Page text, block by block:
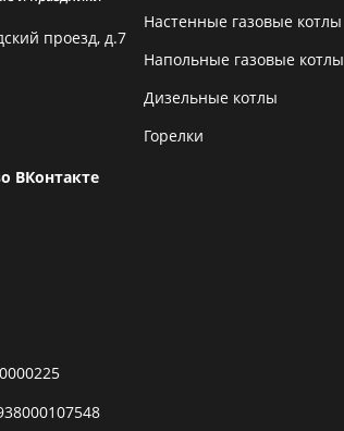
проезд, д.7
ВКонтакте
Настенные газовые котлы
Напольные газовые котлы
Дизельные котлы
Горелки